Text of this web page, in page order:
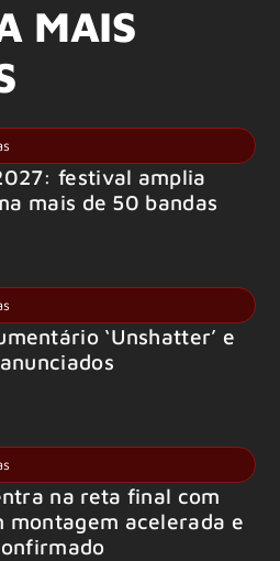
MAIS
festival amplia
mais de 50 bandas
‘Unshatter’ e
na reta final com
montagem acelerada e